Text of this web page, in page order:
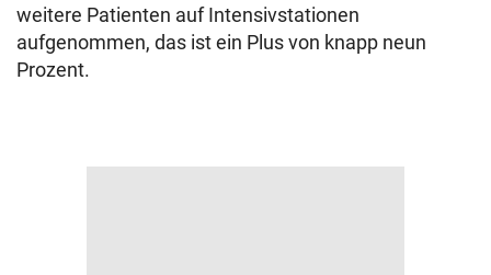
weitere Patienten auf Intensivstationen
aufgenommen, das ist ein Plus von knapp neun
Prozent.